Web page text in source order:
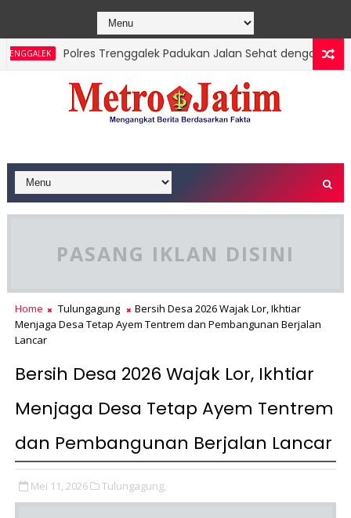
Polres Trenggalek Padukan Jalan Sehat dengan Edukasi
Kebakaran Hutan Gunung Sawe Berhasil Dipadamkan,
PASANG IKLAN DISINI
Home Tulungagung
Bersih Desa 2026 Wajak Lor, Ikhtiar
Menjaga Desa Tetap Ayem Tentrem dan Pembangunan Berjalan
Lancar
Bersih Desa 2026 Wajak Lor, Ikhtiar
Menjaga Desa Tetap Ayem Tentrem
dan Pembangunan Berjalan Lancar
Mei 11, 2026 Tulungagung,